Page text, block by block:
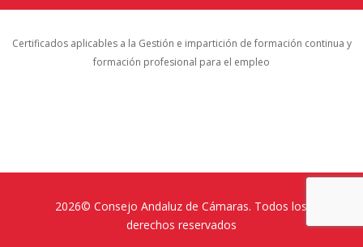
Certificados aplicables a la Gestión e impartición de formación continua y
formación profesional para el empleo
2026© Consejo Andaluz de Cámaras. Todos los
derechos reservados